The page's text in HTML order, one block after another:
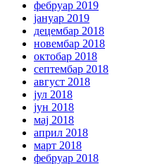
фебруар 2019
јануар 2019
децембар 2018
новембар 2018
октобар 2018
септембар 2018
август 2018
јул 2018
јун 2018
мај 2018
април 2018
март 2018
фебруар 2018